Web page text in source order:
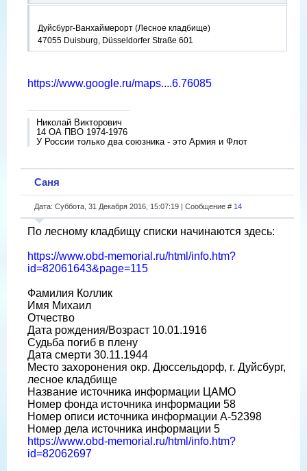
Дуйсбург-Ванхаймерорт (Лесное кладбище)
47055 Duisburg, Düsseldorfer Straße 601
https://www.google.ru/maps....6.76085
Николай Викторович
14 ОА ПВО 1974-1976
У России только два союзника - это Армия и Флот
Саня
Дата: Суббота, 31 Декабря 2016, 15:07:19 | Сообщение # 14
По лесному кладбищу списки начинаются здесь:
https://www.obd-memorial.ru/html/info.htm?
id=82061643&page=115
Фамилия Коллик
Имя Михаил
Отчество
Дата рождения/Возраст 10.01.1916
Судьба погиб в плену
Дата смерти 30.11.1944
Место захоронения окр. Дюссельдорф, г. Дуйсбург,
лесное кладбище
Название источника информации ЦАМО
Номер фонда источника информации 58
Номер описи источника информации A-52398
Номер дела источника информации 5
https://www.obd-memorial.ru/html/info.htm?
id=82062697